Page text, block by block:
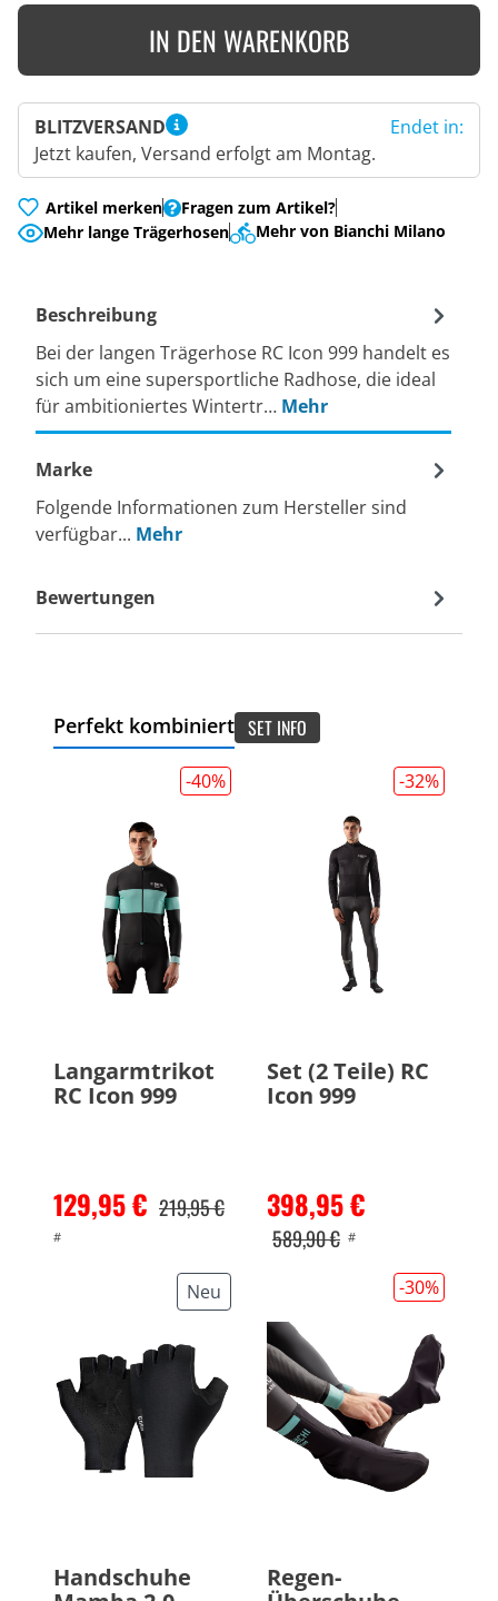
IN DEN WARENKORB
BLITZVERSAND
Jetzt kaufen, Versand erfolgt am Montag.
Endet in:
Artikel merken
Fragen zum Artikel?
Mehr lange Trägerhosen
Mehr von Bianchi Milano
Perfekt kombiniert SET INFO
-40%
Langarmtrikot
RC Icon 999
129,95 € 219,95 €
#
-32%
Set (2 Teile) RC
Icon 999
398,95 €
589,90 € #
Neu
Handschuhe
-30%
Regen-
Beschreibung
Bei der langen Trägerhose RC Icon 999 handelt es
sich um eine supersportliche Radhose, die ideal
für ambitioniertes Wintertr… Mehr
Marke
Folgende Informationen zum Hersteller sind
verfügbar... Mehr
Bewertungen